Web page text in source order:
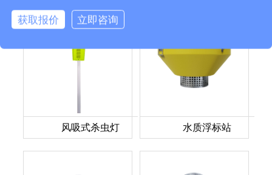
风吸式杀虫灯 水质浮标站
获取报价 立即咨询